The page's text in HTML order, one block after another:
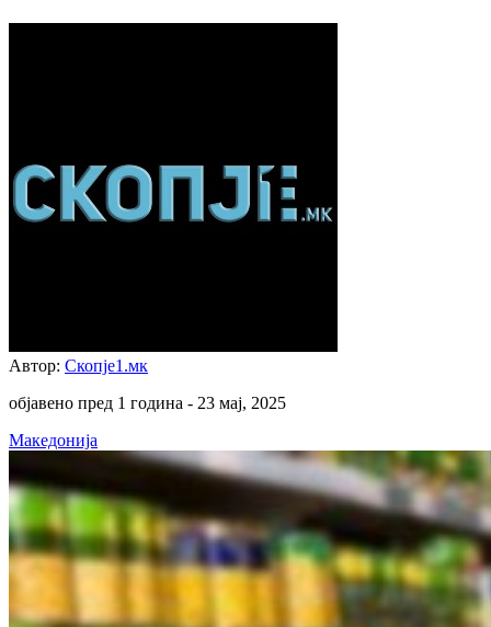
Автор: Скопје1.мк
објавено пред 1 година - 23 мај, 2025
Македонија